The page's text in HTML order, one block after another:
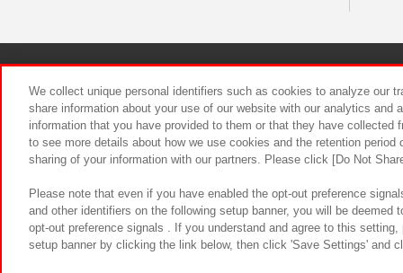
食品のご
We collect unique personal identifiers such as cookies to analyze our
share information about your use of our website with our analytics and
information that you have provided to them or that they have
to see more details about how we use cookies and the retention
sharing of your information with our partners. Please click [Do Not
Please note that even if you have enabled the opt-out preference
and other identifiers on the following setup banner, you will be
opt-out preference signals . If you understand and agree to this
setup banner by clicking the link below, then click 'Save Settings' and